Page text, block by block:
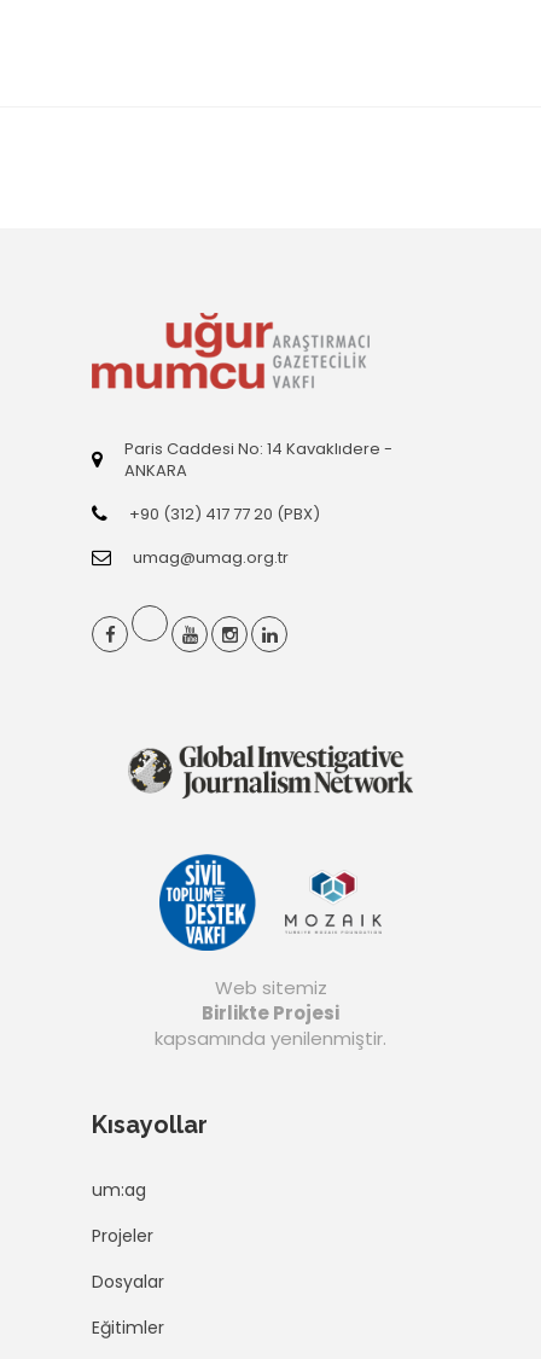
Paris Caddesi No: 14 Kavaklıdere -
ANKARA
+90 (312) 417 77 20 (PBX)
umag@umag.org.tr
Web sitemiz
Birlikte Projesi
kapsamında yenilenmiştir.
Kısayollar
um:ag
Projeler
Dosyalar
Eğitimler